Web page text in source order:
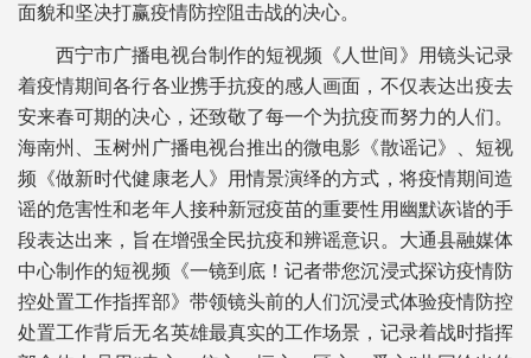
面貌和坚决打赢疫情防控阻击战的决心。
西宁市广播电视台制作的短视频《人世间》用镜头记录
着疫情期间各行各业携手抗疫的感人画面，不仅表达出疫去
安来春可期的决心，还致敬了每一个为抗疫而努力的人们。
海南州、玉树州广播电视台推出的微电影《散谣记》、短视
频《做新时代健康老人》用情景演绎的方式，将疫情期间造
谣的危害性和老年人接种新冠疫苗的重要性用幽默诙谐的手
段表达出来，旨在增强全民抗疫和辨谣意识。大通县融媒体
中心制作的短视频《一镜到底！记者带您沉浸式探访疫情防
控处置工作指挥部》带领镜头前的人们沉浸式体验疫情防控
处置工作背后无名英雄最真实的工作场景，记录着战时指挥